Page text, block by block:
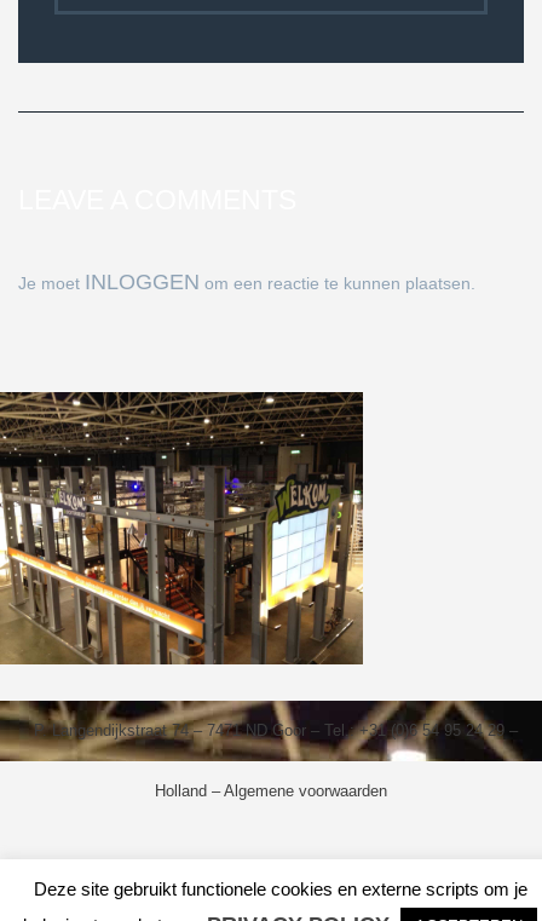
Je moet INLOGGEN om een reactie te kunnen plaatsen.
P. Langendijkstraat 74 – 7471 ND Goor – Tel.: +31 (0)6 54 95 24 29 –
Holland –Algemene voorwaarden
Deze site gebruikt functionele cookies en externe scripts om je